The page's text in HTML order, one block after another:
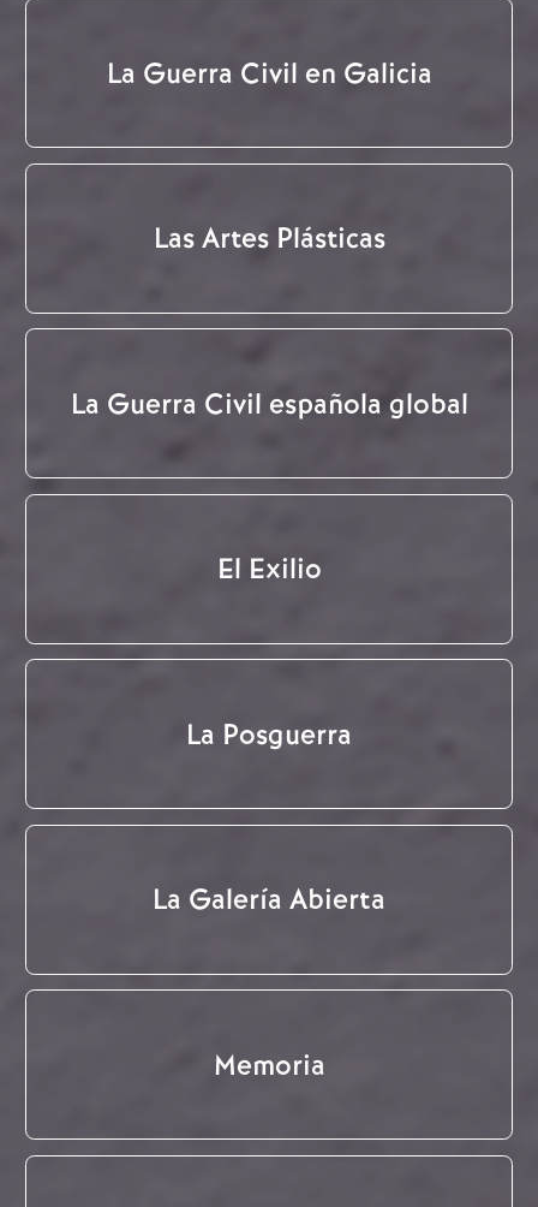
La Guerra Civil en Galicia
Las Artes Plásticas
La Guerra Civil española global
El Exilio
La Posguerra
La Galería Abierta
Memoria